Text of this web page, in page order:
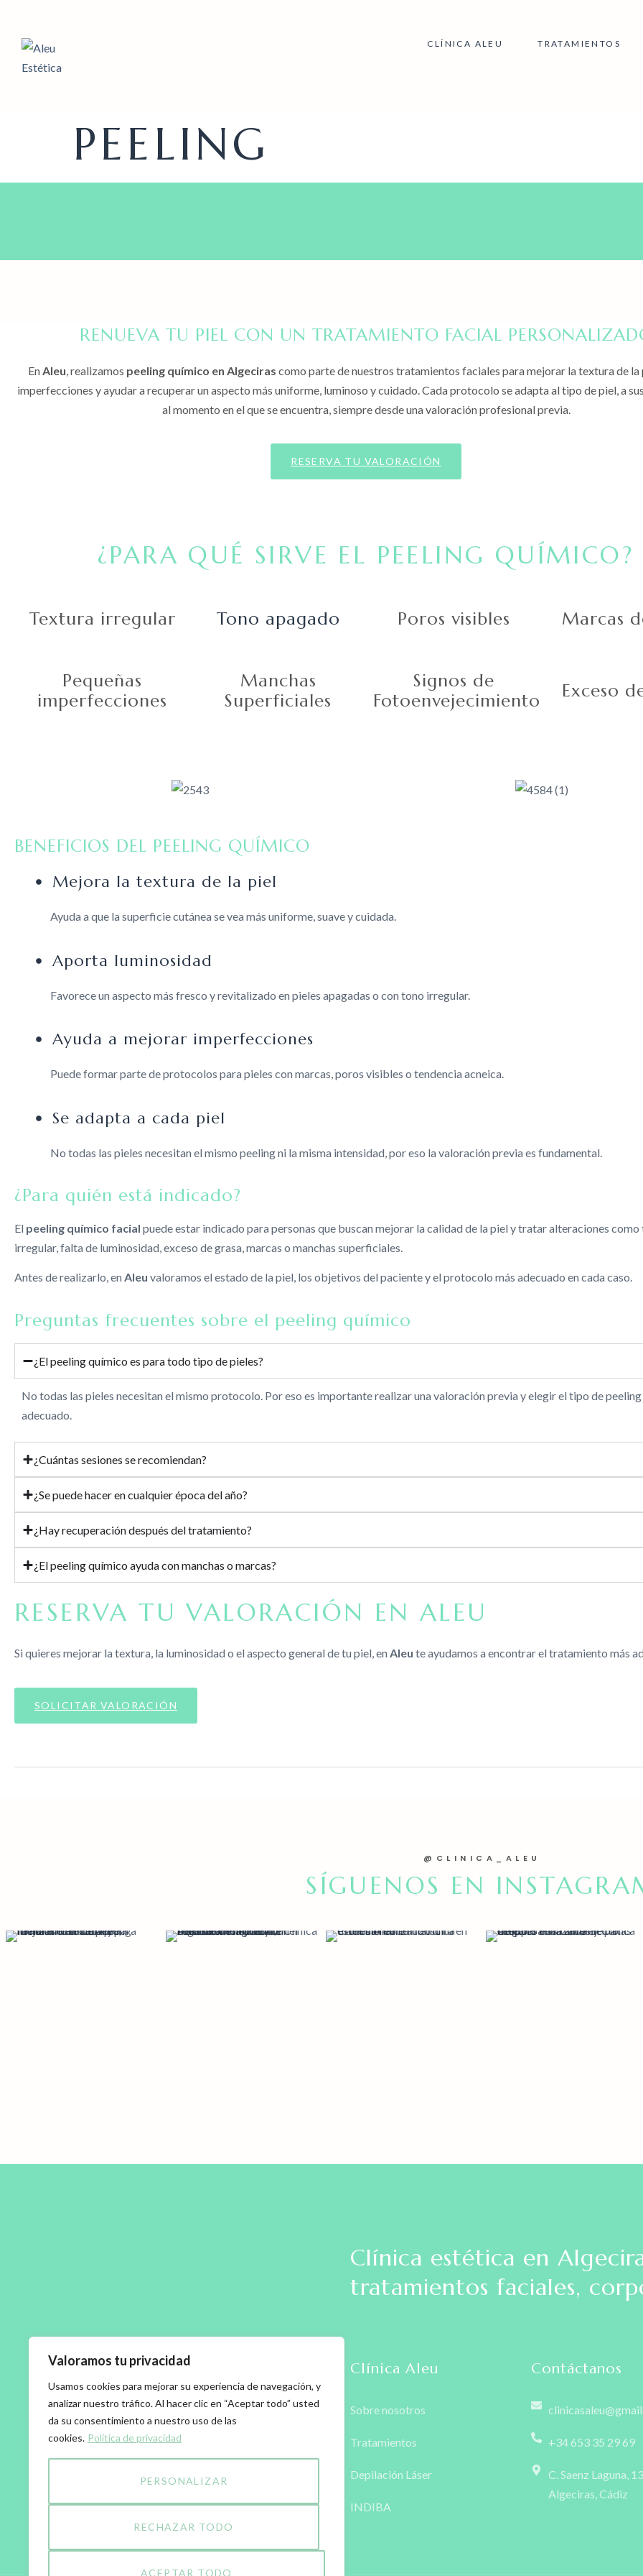
Valoramos tu privacidad
Usamos cookies para mejorar su experiencia de navegación, y
analizar nuestro tráfico. Al hacer clic en “Aceptar todo” usted
da su consentimiento a nuestro uso de las
cookies. Política de privacidad
PERSONALIZAR
RECHAZAR TODO
ACEPTAR TODO
CLÍNICA ALEU TRATAMIENTOS
PEELING
RENUEVA TU PIEL CON UN TRATAMIENTO FACIAL
EnAleu, realizamos peeling químico en Algeciras como parte de nuestros tratamientos faciales para mejorar la textura de la
imperfecciones y ayudar a recuperar un aspecto más uniforme, luminoso y cuidado. Cada protocolo se adapta al tipo de piel, a
al momento en el que se encuentra, siempre desde una valoración profesional previa.
RESERVA TU VALORACIÓN
¿PARA QUÉ SIRVE EL PEELING QUÍMICO?
Textura irregular Tono apagado Poros visibles Marcas
Pequeñas
imperfecciones
Manchas
Superficiales
Signos de
Fotoenvejecimiento
Exceso
BENEFICIOS DEL PEELING QUÍMICO
Mejora la textura de la piel
Ayuda a que la superficie cutánea se vea más uniforme, suave y cuidada.
Aporta luminosidad
Favorece un aspecto más fresco y revitalizado en pieles apagadas o con tono irregular.
Ayuda a mejorar imperfecciones
Puede formar parte de protocolos para pieles con marcas, poros visibles o tendencia acneica.
Se adapta a cada piel
No todas las pieles necesitan el mismo peeling ni la misma intensidad, por eso la valoración previa es fundamental.
¿Para quién está indicado?
El peeling químico facial puede estar indicado para personas que buscan mejorar la calidad de la piel y tratar alteraciones
irregular, falta de luminosidad, exceso de grasa, marcas o manchas superficiales.
Antes de realizarlo, en Aleu valoramos el estado de la piel, los objetivos del paciente y el protocolo más adecuado en cada caso.
Preguntas frecuentes sobre el peeling químico
¿El peeling químico es para todo tipo de pieles?
No todas las pieles necesitan el mismo protocolo. Por eso es importante realizar una valoración previa y elegir el tipo de peeling
adecuado.
¿Cuántas sesiones se recomiendan?
¿Se puede hacer en cualquier época del año?
¿Hay recuperación después del tratamiento?
¿El peeling químico ayuda con manchas o marcas?
RESERVA TU VALORACIÓN EN ALEU
Si quieres mejorar la textura, la luminosidad o el aspecto general de tu piel, en Aleu te ayudamos a encontrar el tratamiento más
SOLICITAR VALORACIÓN
@CLINICA_ALEU
SÍGUENOS EN
Clínica estética en
tratamientos faciales,
Clínica Aleu
Sobre nosotros
Tratamientos
Depilación Láser
INDIBA
Contáctanos
+34 653 35 29 69
C. Saenz Laguna,
Algeciras, Cádiz